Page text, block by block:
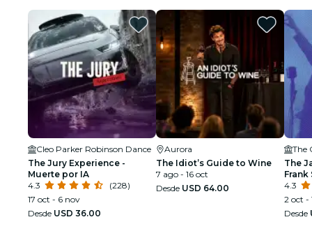
Cleo Parker Robinson Dance
The Jury Experience -
Muerte por IA
4.3
(228)
17 oct - 6 nov
Desde USD 36.00
Aurora
The Idiot’s Guide to Wine
7 ago - 16 oct
Desde USD 64.00
The
The
Frank
4.3
2 oct -
Desde